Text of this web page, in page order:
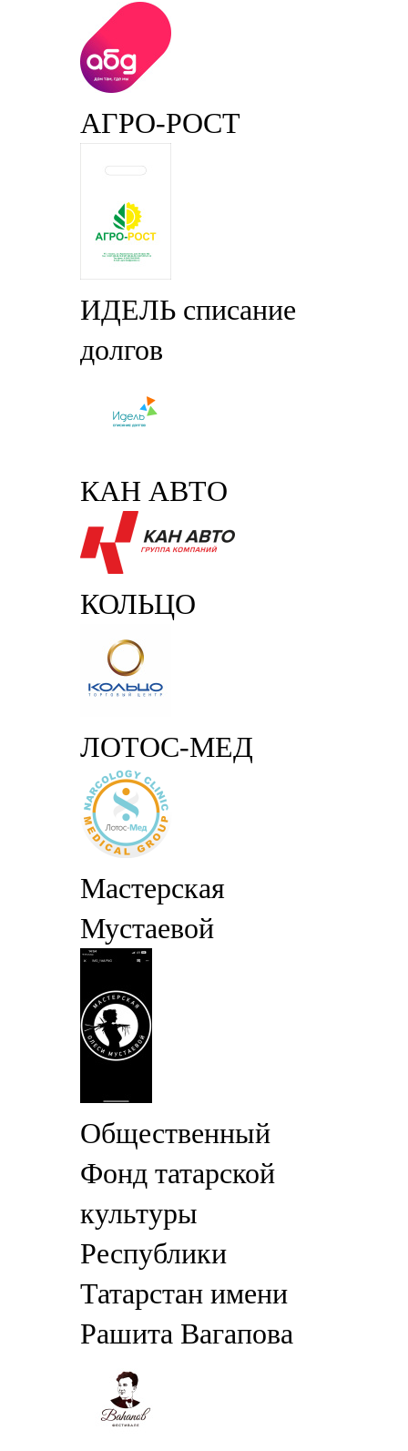
АГРО-РОСТ
ИДЕЛЬ списание
долгов
КАН АВТО
КОЛЬЦО
ЛОТОС-МЕД
Мастерская
Мустаевой
Общественный
Фонд татарской
культуры
Республики
Татарстан имени
Рашита Вагапова